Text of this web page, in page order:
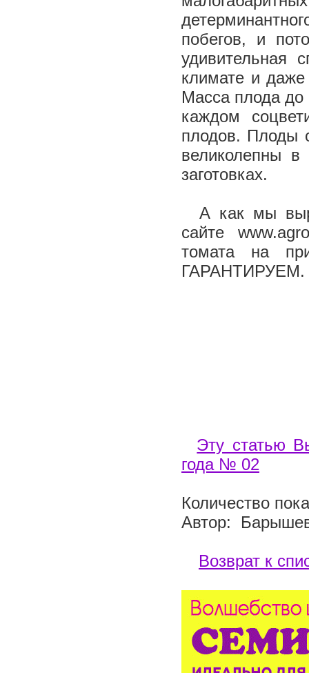
побегов, и
удивительная
климате и даже
Масса плода до
каждом
плодов. Плоды
великолепны
заготовках.
А как мы
сайте
томата на
ГАРАНТИРУЕМ.
Эту статью
года № 02
Количество
Автор:
Возврат к